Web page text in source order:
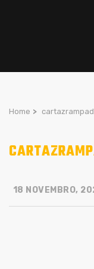
Home >
18 NOVEMBRO,